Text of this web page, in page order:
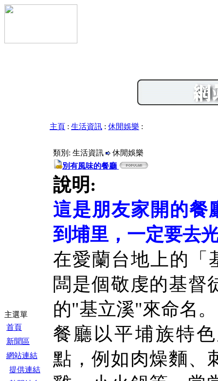
主選單
首頁
新聞區
網站連結
提供連結
主頁 : 生活資訊 : 休閒娛樂 :
類別: 生活資訊
休閒娛樂
別有風味的餐廳
說明:
這是朋友家開的餐
到埔里，一定要去
在愛蘭台地上的「
闆是個敬虔的基督
的"基立溪"來命名。
餐廳以平埔族特
點，例如肉燥麵、